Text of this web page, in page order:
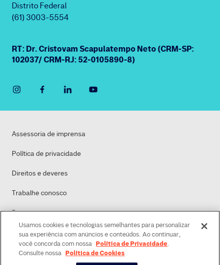
Distrito Federal
(61) 3003-5554
RT: Dr. Cristovam Scapulatempo Neto (CRM-SP:
102037/ CRM-RJ: 52-0105890-8)
Assessoria de imprensa
Política de privacidade
Direitos e deveres
Trabalhe conosco
Dasa
Política de Cookies
Usamos cookies e tecnologias semelhantes para personalizar
sua experiência com anúncios e conteúdos. Ao continuar,
você concorda com nossa Política de Privacidade.
Consulte nossa Política de Cookies